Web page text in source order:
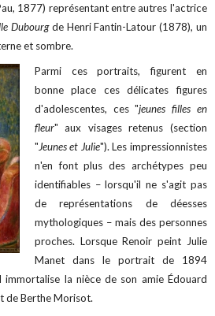
1877) représentant entre autres l'actrice
Dubourgde Henri Fantin-Latour (1878), un
et sombre.
Parmi ces portraits, figurent en
bonne place ces délicates figures
d'adolescentes, ces "jeunes filles en
fleur" aux visages retenus (section
"Jeunes et Julie"). Les impressionnistes
n'en font plus des archétypes peu
identifiables – lorsqu'il ne s'agit pas
de représentations de déesses
mythologiques – mais des personnes
proches. Lorsque Renoir peint Julie
Manet dans le portrait de 1894
immortalise la nièce de son amie Édouard
de Berthe Morisot.